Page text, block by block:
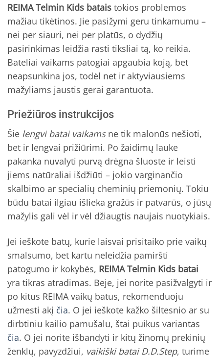
REIMA Telmin Kids batais tokios problemos
mažiau tikėtinos. Jie pasižymi geru tinkamumu –
nei per siauri, nei per platūs, o dydžių
pasirinkimas leidžia rasti tiksliai tą, ko reikia.
Bateliai vaikams patogiai apgaubia koją, bet
neapsunkina jos, todėl net ir aktyviausiems
mažyliams jaustis gerai garantuota.
Priežiūros instrukcijos
Šie lengvi batai vaikamsne tik malonūs nešioti,
bet ir lengvai prižiūrimi. Po žaidimų lauke
pakanka nuvalyti purvą drėgna šluoste ir leisti
jiems natūraliai išdžiūti – jokio varginančio
skalbimo ar specialių cheminių priemonių. Tokiu
būdu batai ilgiau išlieka gražūs ir patvarūs, o jūsų
mažylis gali vėl ir vėl džiaugtis naujais nuotykiais.
Jei ieškote batų, kurie laisvai prisitaiko prie vaikų
smalsumo, bet kartu neleidžia pamiršti
patogumo ir kokybės, REIMA Telmin Kids batai
yra tikras atradimas. Beje, jei norite pasižvalgyti ir
po kitus REIMA vaikų batus, rekomenduoju
užmesti akį čia. O jei ieškote kažko šiltesnio ar su
dirbtiniu kailio pamušalu, štai puikus variantas
čia. O jei norite išbandyti ir kitų žinomų prekinių
ženklų, pavyzdžiui, vaikiški batai D.D.Step, turime